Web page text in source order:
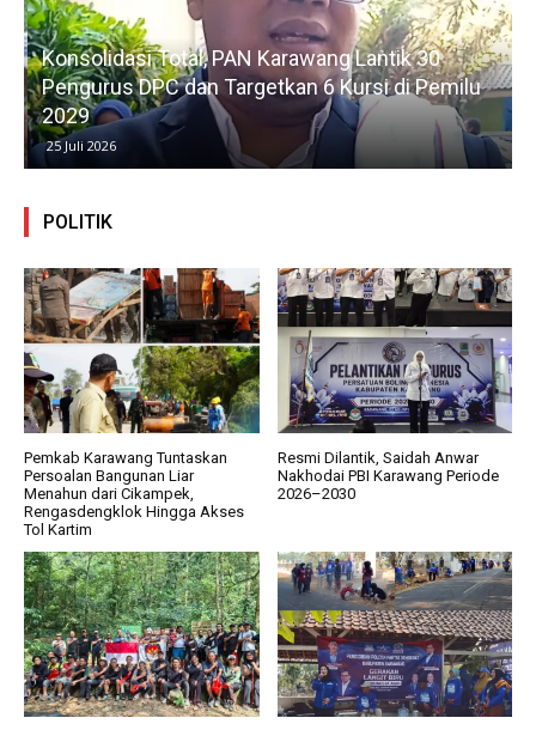
Konsolidasi Total, PAN Karawang Lantik 30
Pengurus DPC dan Targetkan 6 Kursi di Pemilu
2029
25 Juli 2026
POLITIK
Pemkab Karawang Tuntaskan
Persoalan Bangunan Liar
Menahun dari Cikampek,
Rengasdengklok Hingga Akses
Tol Kartim
Resmi Dilantik, Saidah Anwar
Nakhodai PBI Karawang Periode
2026–2030